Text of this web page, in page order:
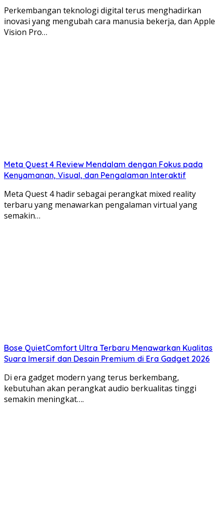
Perkembangan teknologi digital terus menghadirkan
inovasi yang mengubah cara manusia bekerja, dan Apple
Vision Pro…
Meta Quest 4 Review Mendalam dengan Fokus pada
Kenyamanan, Visual, dan Pengalaman Interaktif
Meta Quest 4 hadir sebagai perangkat mixed reality
terbaru yang menawarkan pengalaman virtual yang
semakin…
Bose QuietComfort Ultra Terbaru Menawarkan Kualitas
Suara Imersif dan Desain Premium di Era Gadget 2026
Di era gadget modern yang terus berkembang,
kebutuhan akan perangkat audio berkualitas tinggi
semakin meningkat….